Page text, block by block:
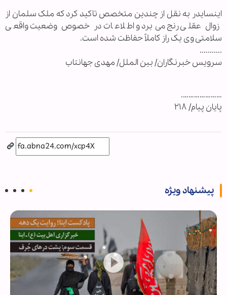
اینسایدر به نقل از چندین متخصص تاکید کرد که ملک سلمان از
زوال عقلی رنج می‌برد و اطلاعات در خصوص وضعیت واقعی
سلامتی وی یک راز کاملاً حفاظت شده است.
...........
سرویس خبرنگاران/ بین الملل/ مهدی جهانتاب
………………….
پایان پیام/ ۲۱۸
پیشنهاد ویژه